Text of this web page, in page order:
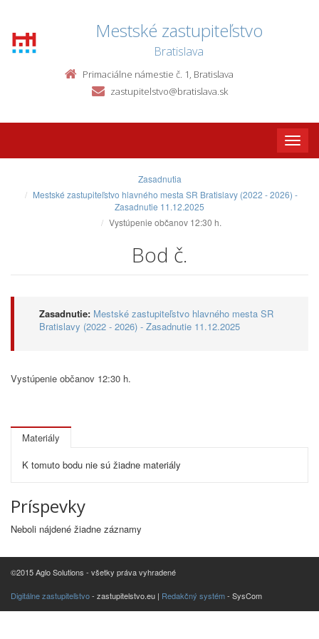
Mestské zastupiteľstvo
Bratislava
Primaciálne námestie č. 1, Bratislava
zastupitelstvo@bratislava.sk
Toggle
Zasadnutia
Mestské zastupiteľstvo hlavného mesta SR Bratislavy (2022 - 2026) -
Zasadnutie 11.12.2025
Vystúpenie občanov 12:30 h.
Bod č.
Zasadnutie: Mestské zastupiteľstvo hlavného mesta SR
Bratislavy (2022 - 2026) - Zasadnutie 11.12.2025
Vystúpenie občanov 12:30 h.
Materiály
K tomuto bodu nie sú žiadne materiály
Príspevky
Neboli nájdené žiadne záznamy
©2015 Aglo Solutions - všetky práva vyhradené
Digitálne zastupiteľstvo- zastupitelstvo.eu | Redakčný systém- SysCom